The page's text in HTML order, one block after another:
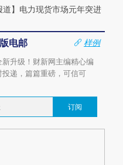
道】电力现货市场元年突进
电邮
样例
升级！财新网主编精心编
递，篇篇重磅，可信可
订阅